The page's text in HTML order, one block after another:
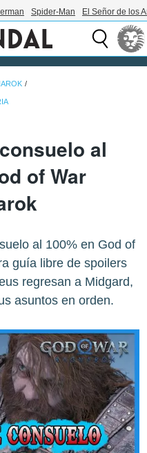
Spider-Man El Señor de los
al
of War
al 100% en God of
guía libre de spoilers
regresan a Midgard,
asuntos en orden.